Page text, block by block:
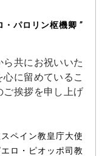
・パロリン枢機卿 ”
共にお祝いいた
に留めているこ
ご挨拶を申し上げ
ペイン教皇庁大使
エロ・ピオッポ司教